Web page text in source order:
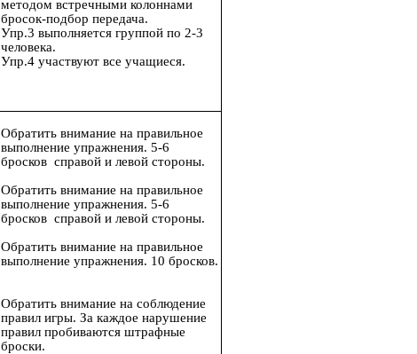
методом встречными колоннами
бросок-подбор передача.
Упр.3 выполняется группой по 2-3
человека.
Упр.4 участвуют все учащиеся.
Обратить внимание на правильное
выполнение упражнения. 5-6
бросков справой и левой стороны.
Обратить внимание на правильное
выполнение упражнения. 5-6
бросков справой и левой стороны.
Обратить внимание на правильное
выполнение упражнения. 10 бросков.
Обратить внимание на соблюдение
правил игры. За каждое нарушение
правил пробиваются штрафные
броски.